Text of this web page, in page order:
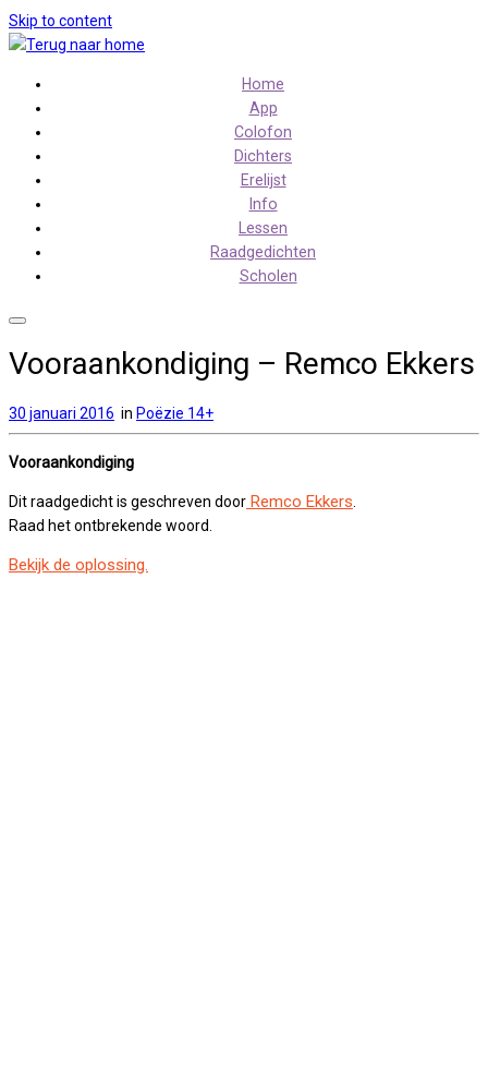
Skip to content
Home
App
Colofon
Dichters
Erelijst
Info
Lessen
Raadgedichten
Scholen
Vooraankondiging – Remco Ekkers
30 januari 2016 in Poëzie 14+
Vooraankondiging
Dit raadgedicht is geschreven door Remco Ekkers.
Raad het ontbrekende woord.
Bekijk de oplossing.